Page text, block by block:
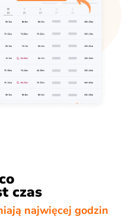
czas
najwięcej godzin